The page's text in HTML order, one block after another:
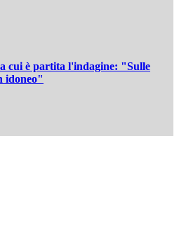
cui è partita l'indagine: "Sulle
idoneo"